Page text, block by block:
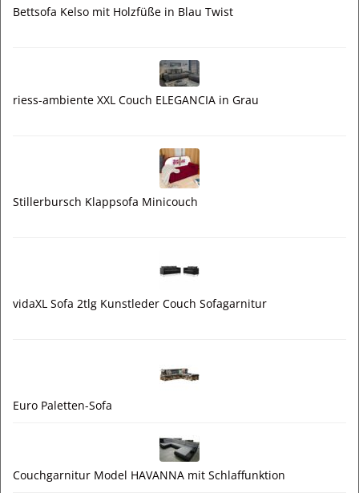
Bettsofa Kelso mit Holzfüße in Blau Twist
riess-ambiente XXL Couch ELEGANCIA in Grau
Stillerbursch Klappsofa Minicouch
vidaXL Sofa 2tlg Kunstleder Couch Sofagarnitur
Euro Paletten-Sofa
Couchgarnitur Model HAVANNA mit Schlaffunktion